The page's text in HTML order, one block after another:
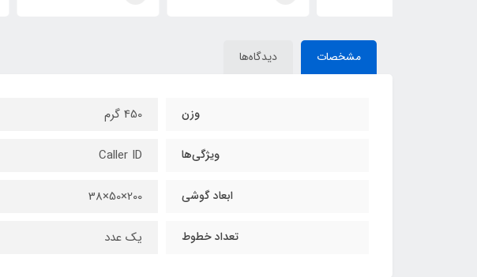
مشخصات دیدگاه‌ها
وزن 450 گرم
ویژگی‌ها Caller ID
ابعاد گوشی 200×50×38
تعداد خطوط یک عدد